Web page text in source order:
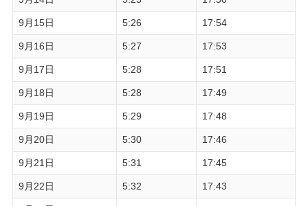
9月15日 5:26 17:54
9月16日 5:27 17:53
9月17日 5:28 17:51
9月18日 5:28 17:49
9月19日 5:29 17:48
9月20日 5:30 17:46
9月21日 5:31 17:45
9月22日 5:32 17:43